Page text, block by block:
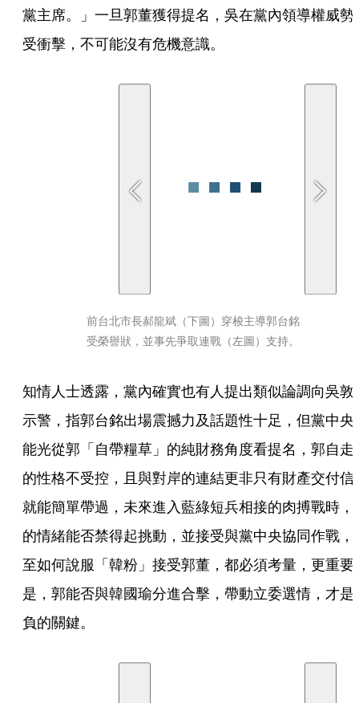
黨主席。」一旦郭董獲得提名，吳在黨內領導權威勢
受衝擊，不可能沒有危機意識。
前台北市長郝龍斌（下圖）穿梭主導郭台銘
受榮譽狀，並事先爭取連戰（左圖）支持。
知情人士透露，黨內確實也有人提出類似論調向吳敦
示警，指郭台銘出場震撼力及話題性十足，但黨中央
能光從郭「自帶糧草」的純財務角度看提名，郭自走
的性格不受控，且與對岸的連結更非只有財產交付信
就能簡單帶過，未來進入藍綠短兵相接的肉搏戰時，
的情緒能否禁得起挑動，並接受與黨中央協同作戰，
至如何說服「韓粉」接受郭董，都必須考量，更重要
是，郭能否與韓國瑜分進合擊，帶動立委選情，才是
負的關鍵。